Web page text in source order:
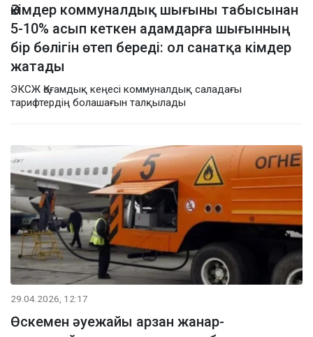
Әкімдер коммуналдық шығыны табысынан
5-10% асып кеткен адамдарға шығынның
бір бөлігін өтеп береді: ол санатқа кімдер
жатады
ЭКСЖ Қоғамдық кеңесі коммуналдық саладағы
тарифтердің болашағын талқылады
29.04.2026, 12:17
Өскемен әуежайы арзан жанар-